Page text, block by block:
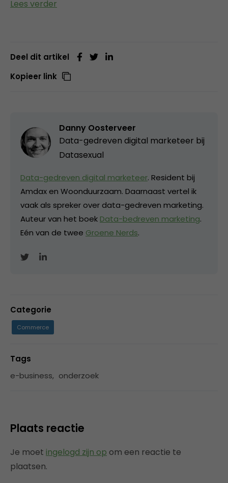
Lees verder
Deel dit artikel
Kopieer link
Danny Oosterveer
Data-gedreven digital marketeer bij
Datasexual
Data-gedreven digital marketeer. Resident bij
Amdax en Woonduurzaam. Daarnaast vertel ik
vaak als spreker over data-gedreven marketing.
Auteur van het boek Data-bedreven marketing.
Eén van de twee Groene Nerds.
Categorie
Commerce
Tags
e-business, onderzoek
Plaats reactie
Je moet ingelogd zijn op om een reactie te
plaatsen.